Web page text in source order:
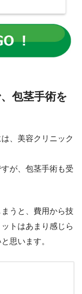
包茎手術を
、美容クリニック
が、包茎手術も受
うと、費用から技
トはあまり感じら
思います。